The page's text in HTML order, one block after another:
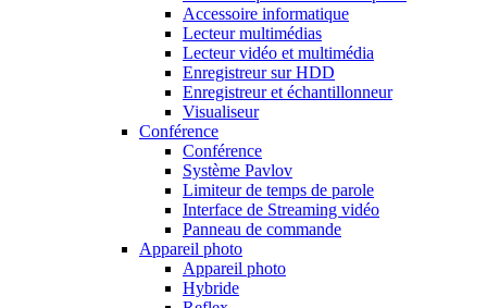
Accessoire informatique
Lecteur multimédias
Lecteur vidéo et multimédia
Enregistreur sur HDD
Enregistreur et échantillonneur
Visualiseur
Conférence
Conférence
Système Pavlov
Limiteur de temps de parole
Interface de Streaming vidéo
Panneau de commande
Appareil photo
Appareil photo
Hybride